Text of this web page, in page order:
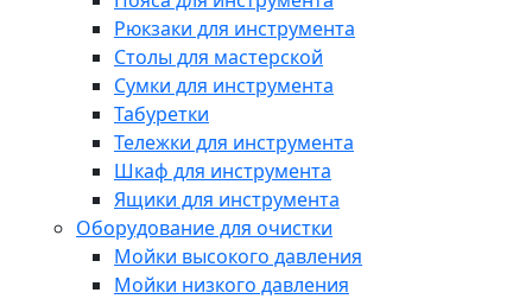
Рюкзаки для инструмента
Столы для мастерской
Сумки для инструмента
Табуретки
Тележки для инструмента
Шкаф для инструмента
Ящики для инструмента
Оборудование для очистки
Мойки высокого давления
Мойки низкого давления